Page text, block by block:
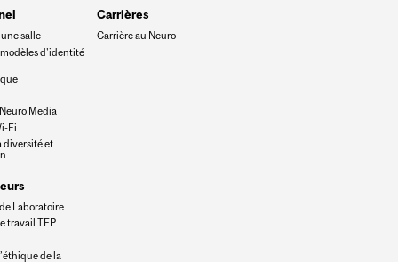
salle
d'identité
Media
Fi
diversité et
Laboratoire
travail TEP
de la
Carrières
Carrière au Neuro